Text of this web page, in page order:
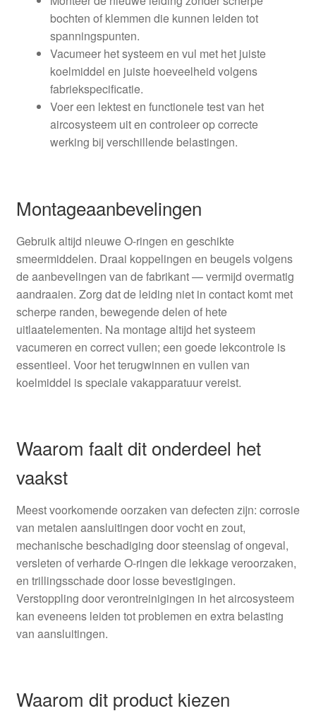
bochten of klemmen die kunnen leiden tot
spanningspunten.
Vacumeer het systeem en vul met het juiste
koelmiddel en juiste hoeveelheid volgens
fabriekspecificatie.
Voer een lektest en functionele test van het
aircosysteem uit en controleer op correcte
werking bij verschillende belastingen.
Montageaanbevelingen
Gebruik altijd nieuwe O-ringen en geschikte
smeermiddelen. Draai koppelingen en beugels volgens
de aanbevelingen van de fabrikant — vermijd overmatig
aandraaien. Zorg dat de leiding niet in contact komt met
scherpe randen, bewegende delen of hete
uitlaatelementen. Na montage altijd het systeem
vacumeren en correct vullen; een goede lekcontrole is
essentieel. Voor het terugwinnen en vullen van
koelmiddel is speciale vakapparatuur vereist.
Waarom faalt dit onderdeel het
vaakst
Meest voorkomende oorzaken van defecten zijn: corrosie
van metalen aansluitingen door vocht en zout,
mechanische beschadiging door steenslag of ongeval,
versleten of verharde O-ringen die lekkage veroorzaken,
en trillingsschade door losse bevestigingen.
Verstoppling door verontreinigingen in het aircosysteem
kan eveneens leiden tot problemen en extra belasting
van aansluitingen.
Waarom dit product kiezen